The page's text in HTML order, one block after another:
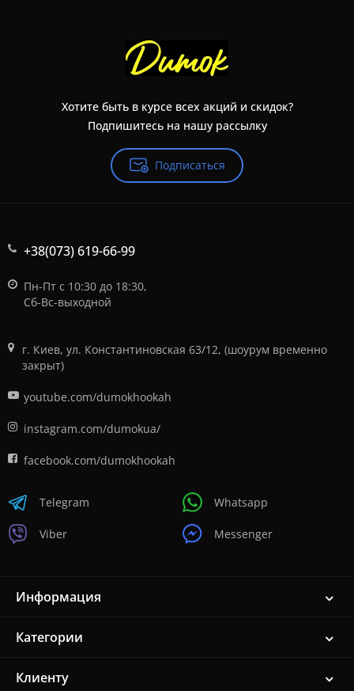
Хотите быть в курсе всех акций и скидок?
Подпишитесь на нашу рассылку
Подписаться
+38(073) 619-66-99
Пн-Пт с 10:30 до 18:30,
Сб-Вс-выходной
г. Киев, ул. Константиновская 63/12, (шоурум временно
закрыт)
youtube.com/dumokhookah
instagram.com/dumokua/
facebook.com/dumokhookah
Telegram
Viber
Whatsapp
Messenger
Информация
Категории
Клиенту